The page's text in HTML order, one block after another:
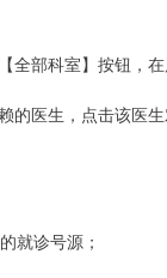
部科室】按钮，
的医生，点击该医
就诊号源；